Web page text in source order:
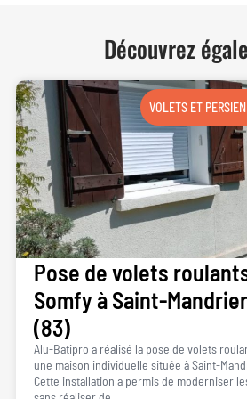
Découvrez
VOLETS ET
Pose de volets
Somfy à Saint-
(83)
Alu-Batipro a réalisé la pose de volets
une maison individuelle située à Saint-
Cette installation a permis de moderniser